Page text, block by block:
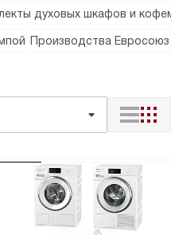
духовых шкафов и
Производства Евросоюз